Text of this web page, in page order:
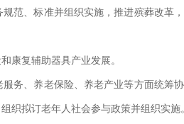
范、标准并组织实施，推进殡葬改革
康复辅助器具产业发展。
务、养老保险、养老产业等方面统筹
织拟订老年人社会参与政策并组织实施。